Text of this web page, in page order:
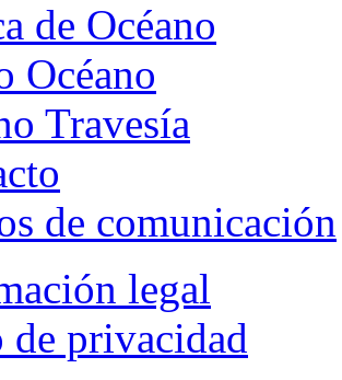
de Océano
Océano
Travesía
de comunicación
legal
de privacidad